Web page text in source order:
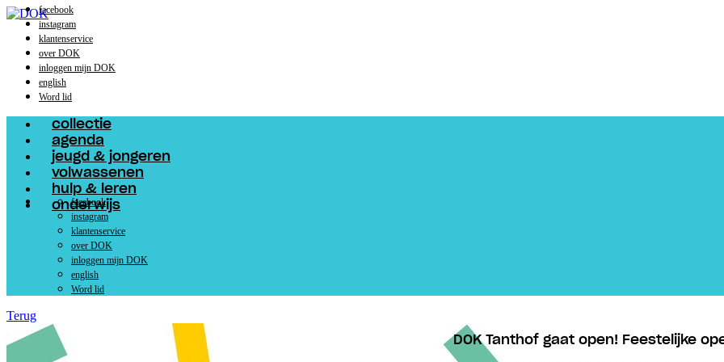
facebook
instagram
klantenservice
over DOK
inloggen mijn DOK
english
Word lid
collectie
agenda
jeugd & jongeren
volwassenen
hulp & leren
onderwijs
facebook
instagram
klantenservice
over DOK
inloggen mijn DOK
english
Word lid
Terug
DOK Tanthof gaat open! Feestelijke